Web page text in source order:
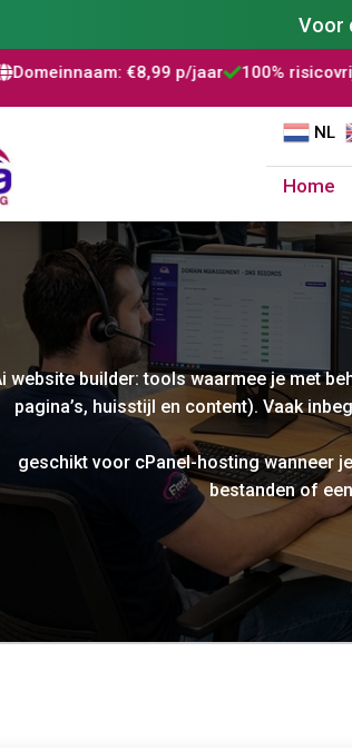
Voor
100% risicovrijWordPress installatie
NL
Home
website builder: tools waarmee je met
pagina’s, huisstijl en content). Vaak
geschikt voor cPanel-hosting wanneer
bestanden of